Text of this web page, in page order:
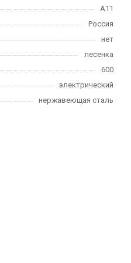
А11
Россия
нет
лесенка
600
электрический
нержавеющая сталь